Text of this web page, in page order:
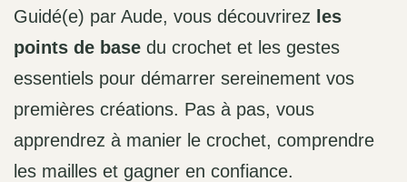
Guidé(e) par Aude, vous découvrirez les
points de base du crochet et les gestes
essentiels pour démarrer sereinement vos
premières créations. Pas à pas, vous
apprendrez à manier le crochet, comprendre
les mailles et gagner en confiance.